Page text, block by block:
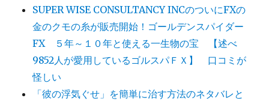
SUPER WISE CONSULTANCY INCのついにFXの
金のクモの糸が販売開始！ゴールデンスパイダー
FX ５年～１０年と使える一生物の宝 【述べ
9852人が愛用しているゴルスパＦＸ】 口コミが
怪しい
「彼の浮気ぐせ」を簡単に治す方法のネタバレと